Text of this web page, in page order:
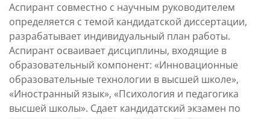
Аспирант совместно с научным руководителем
определяется с темой кандидатской диссертации,
разрабатывает индивидуальный план работы.
Аспирант осваивает дисциплины, входящие в
образовательный компонент: «Инновационные
образовательные технологии в высшей школе»,
«Иностранный язык», «Психология и педагогика
высшей школы». Сдает кандидатский экзамен по